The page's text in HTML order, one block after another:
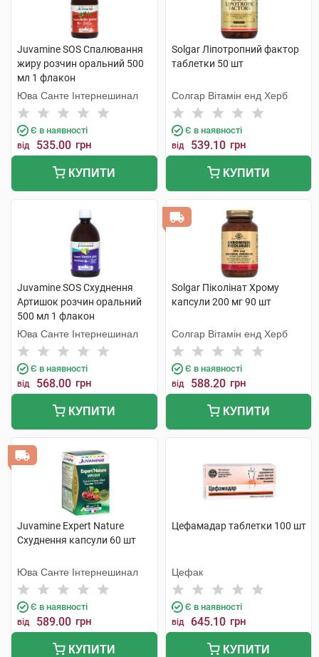
Juvamine SOS Спалювання
жиру розчин оральний 500
мл 1 флакон
Юва Санте Інтернешинал
Є в наявності
від 535.00 грн
КУПИТИ
Solgar Ліпотропний фактор
таблетки 50 шт
Солгар Вітамін енд Херб
Є в наявності
від 539.10 грн
КУПИТИ
Juvamine SOS Схуднення
Артишок розчин оральний
500 мл 1 флакон
Юва Санте Інтернешинал
Є в наявності
від 568.00 грн
КУПИТИ
Solgar Піколінат Хрому
капсули 200 мг 90 шт
Солгар Вітамін енд Херб
Є в наявності
від 588.20 грн
КУПИТИ
Juvamine Expert Nature
Схуднення капсули 60 шт
Юва Санте Інтернешинал
Є в наявності
від 589.00 грн
КУПИТИ
Цефамадар таблетки 100 шт
Цефак
Є в наявності
від 645.10 грн
КУПИТИ